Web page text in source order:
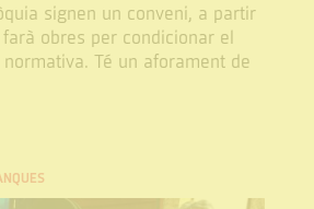
signen un conveni, a partir
obres per condicionar el
Té un aforament de